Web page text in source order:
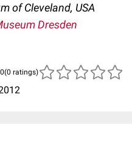
of Cleveland, USA
Dresden
(0 ratings)